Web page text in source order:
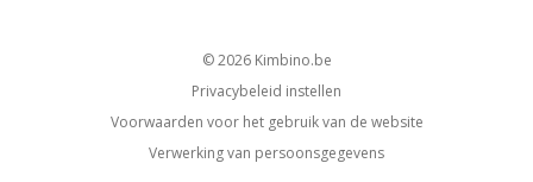
© 2026 kimbino.be
Privacybeleid instellen
Voorwaarden voor het gebruik van de website
Verwerking van persoonsgegevens